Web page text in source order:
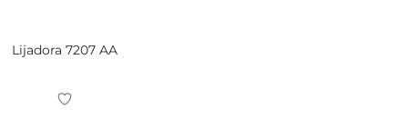
Lijadora 7207 AA